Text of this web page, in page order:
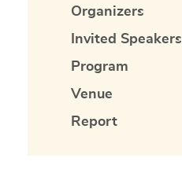
Organizers
Invited Speakers
Program
Venue
Report